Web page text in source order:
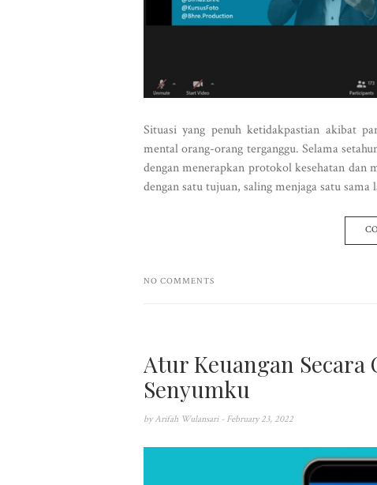
Situasi yang penuh ketidakpastian akibat
mental orang-orang terganggu. Selama
dengan menerapkan protokol kesehatan
dengan satu tujuan, saling menjaga satu
NO COMMENTS
Atur Keuangan Secara
Senyumku
by Arifah Wulansari - February 23, 2022